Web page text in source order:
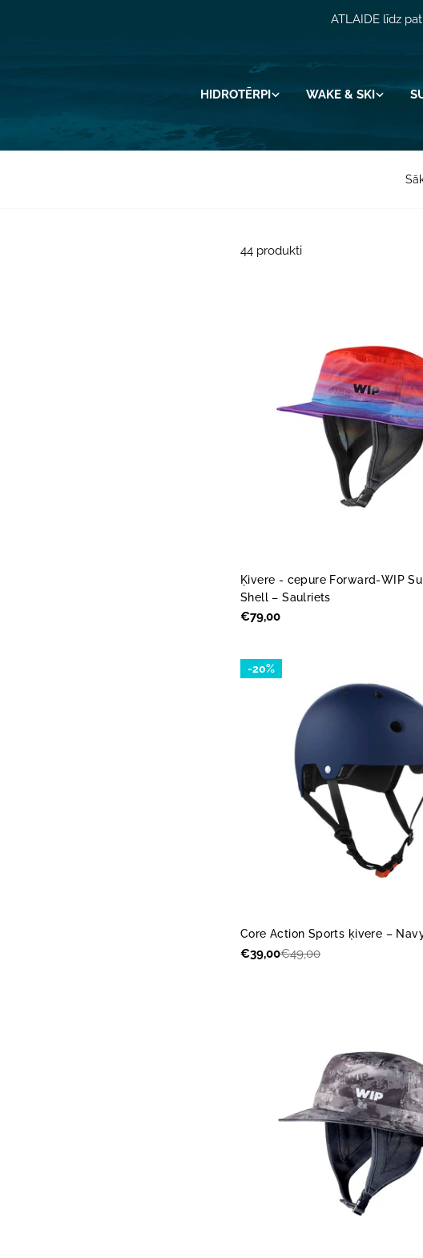
ATLAIDE līdz
HIDROTĒRPI WAKE & SKI
44 produkti
Ķivere - cepure Forward-WIP
Shell – Saulriets
Parastā
€79,00
-20%
Core Action Sports ķivere –
Akcijas
€39,00
Parastā€49,00